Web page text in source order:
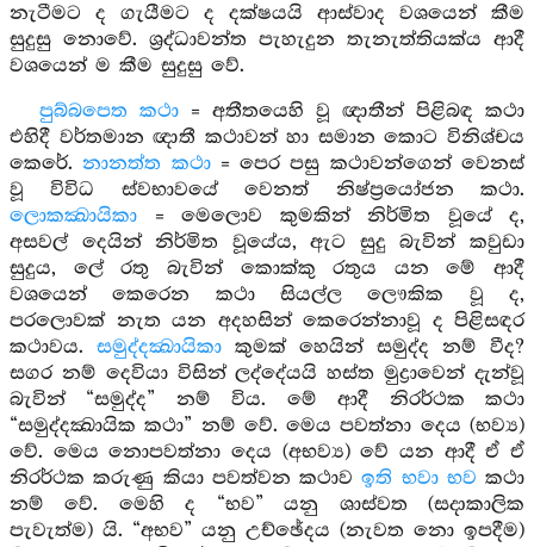
නැටීමට ද ගැයීමට ද දක්ෂයයි ආස්වාද වශයෙන් කීම
සුදුසු නොවේ. ශ්‍රද්ධාවන්ත පැහැදුන තැනැත්තියක්ය ආදී
වශයෙන් ම කීම සුදුසු වේ.
පුබ්බපෙත කථා= අතීතයෙහි වූ ඥාතීන් පිළිබඳ කථා
එහිදී වර්තමාන ඥාතී කථාවන් හා සමාන කොට විනිශ්චය
කෙරේ.නානත්ත කථා= පෙර පසු කථාවන්ගෙන් වෙනස්
වූ විවිධ ස්වභාවයේ වෙනත් නිෂ්ප්‍රයෝජන කථා.
ලොකක්‍ඛායිකා = මෙලොව කුමකින් නිර්මිත වූයේ ද,
අසවල් දෙයින් නිර්මිත වූයේය, ඇට සුදු බැවින් කවුඩා
සුදුය, ලේ රතු බැවින් කොක්කු රතුය යන මේ ආදී
වශයෙන් කෙරෙන කථා සියල්ල ලෞකික වූ ද,
පරලොවක් නැත යන අදහසින් කෙරෙන්නාවූ ද පිළිසඳර
කථාවය. සමුද්දක්‍ඛායිකා කුමක් හෙයින් සමුද්ද නම් වීද?
සගර නම් දෙවියා විසින් ලද්දේයයි හස්ත මුද්‍රාවෙන් දැන්වූ
බැවින් “සමුද්ද” නම් විය. මේ ආදී නිරර්ථක කථා
“සමුද්දක්‍ඛායික කථා” නම් වේ. මෙය පවත්නා දෙය (භව්‍ය)
වේ. මෙය නොපවත්නා දෙය (අභව්‍ය) වේ යන ආදී ඒ ඒ
නිරර්ථක කරුණු කියා පවත්වන කථාවඉති භවා භව කථා
නම් වේ. මෙහි ද “භව” යනු ශාස්වත (සදාකාලික
පැවැත්ම) යි. “අභව” යනු උච්ඡේදය (නැවත නො ඉපදීම)